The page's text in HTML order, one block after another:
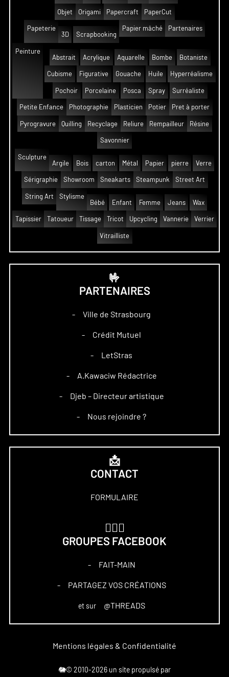
Objet Origami Papercraft PaperCut
Papeterie
3D
Scrapbooking
Papier mâché Partenaires
Peinture
Abstrait
Acrylique Aquarelle Bombe Botaniste
Cubisme Figurative Gouache Huile Hyperréalisme
Pochoir Porcelaine Posca Spray Surréaliste
Petite Enfance Photographie Plasticien Potier Pret à porter
Pyrogravure Quilling Recyclage Reliure Rempailleur Résine
Savonnier
Sculpture
Argile
Bois carton Métal Papier pierre Verre
Sérigraphie Showroom Sneakarts Steampunk Street Art
String Art
Stylisme
Bébé
Enfant Femme Jeans Wax
Tapissier Tatoueur Tissage Tricot Upcycling Vannerie Verrier
Vitrailliste
🤟
PARTENAIRES
– Ville de Strasbourg
– Crédit Mutuel
– LetStras
– A.Kawaciw Rédactrice
– Djeb – Directeur artistique
– Nous rejoindre ?
📩
CONTACT
FORMULAIRE
GROUPES FACEBOOK
– FAIT-MAIN
– PARTAGEZ VOS CRÉATIONS
et sur @THREADS
Mentions légales & Confidentialité
🐘© 2010-2026 un site propulsé par